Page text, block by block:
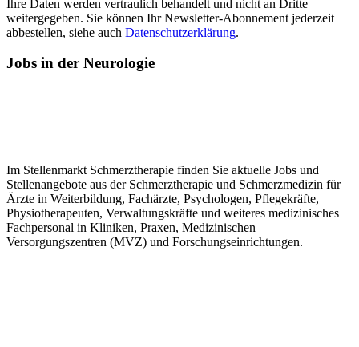
Ihre Daten werden vertraulich behandelt und nicht an Dritte
weitergegeben. Sie können Ihr Newsletter-Abonnement jederzeit
abbestellen, siehe auch Datenschutzerklärung.
Jobs in der Neurologie
Im Stellenmarkt Schmerztherapie finden Sie aktuelle Jobs und
Stellenangebote aus der Schmerztherapie und Schmerzmedizin für
Ärzte in Weiterbildung, Fachärzte, Psychologen, Pflegekräfte,
Physiotherapeuten, Verwaltungskräfte und weiteres medizinisches
Fachpersonal in Kliniken, Praxen, Medizinischen
Versorgungszentren (MVZ) und Forschungseinrichtungen.